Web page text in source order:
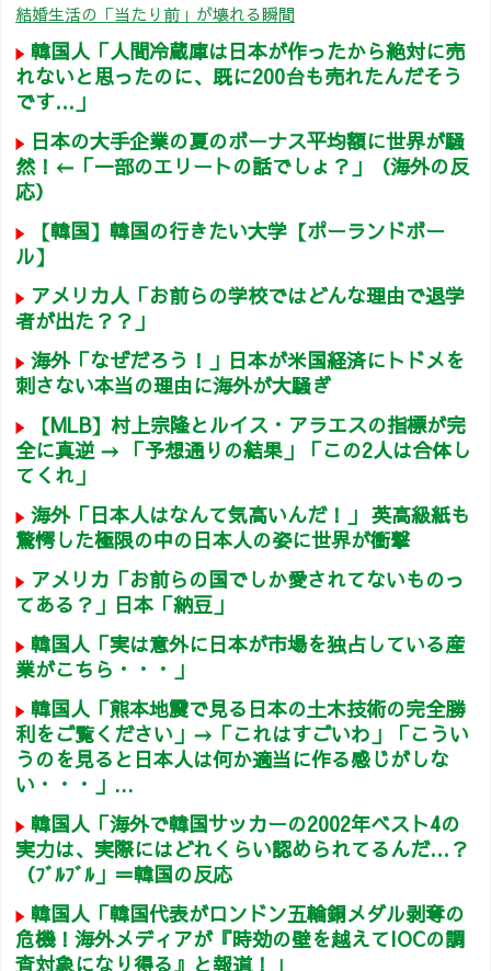
結婚生活の「当たり前」が壊れる瞬間
韓国人「人間冷蔵庫は日本が作ったから絶対に売
れないと思ったのに、既に200台も売れたんだそう
です…」
日本の大手企業の夏のボーナス平均額に世界が騒
然！←「一部のエリートの話でしょ？」（海外の反
応）
【韓国】韓国の行きたい大学【ポーランドボー
ル】
アメリカ人「お前らの学校ではどんな理由で退学
者が出た？？」
海外「なぜだろう！」日本が米国経済にトドメを
刺さない本当の理由に海外が大騒ぎ
【MLB】村上宗隆とルイス・アラエスの指標が完
全に真逆 → 「予想通りの結果」「この2人は合体し
てくれ」
海外「日本人はなんて気高いんだ！」 英高級紙も
驚愕した極限の中の日本人の姿に世界が衝撃
アメリカ「お前らの国でしか愛されてないものっ
てある？」日本「納豆」
韓国人「実は意外に日本が市場を独占している産
業がこちら・・・」
韓国人「熊本地震で見る日本の土木技術の完全勝
利をご覧ください」→「これはすごいわ」「こうい
うのを見ると日本人は何か適当に作る感じがしな
い・・・」...
韓国人「海外で韓国サッカーの2002年ベスト4の
実力は、実際にはどれくらい認められてるんだ…？
（ﾌﾞﾙﾌﾞﾙ」＝韓国の反応
韓国人「韓国代表がロンドン五輪銅メダル剥奪の
危機！海外メディアが『時効の壁を越えてIOCの調
査対象になり得る』と報道！」